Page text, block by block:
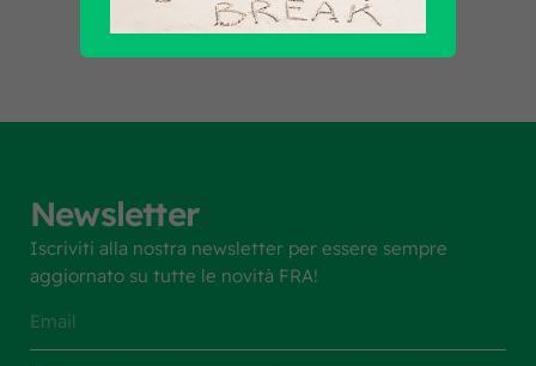
Newsletter
Iscriviti alla nostra newsletter per essere sempre
aggiornato su tutte le novità FRA!